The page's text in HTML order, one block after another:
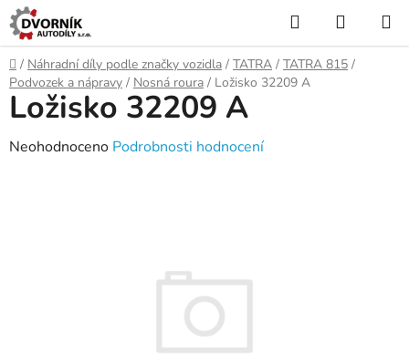
Přejít
na
obsah
Hledat
KOŠÍK
Domů
/ Náhradní díly podle značky vozidla / TATRA / TATRA 815 /
Podvozek a nápravy / Nosná roura / Ložisko 32209 A
Ložisko 32209 A
Průměrné
Neohodnoceno Podrobnosti hodnocení